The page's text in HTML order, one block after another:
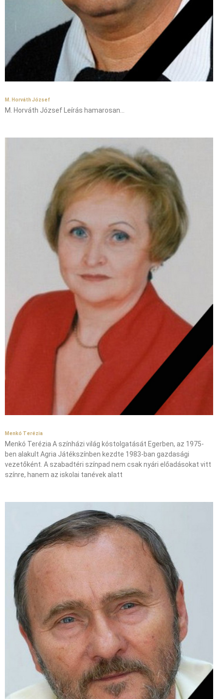
M. Horváth József
M. Horváth József Leírás hamarosan…
Menkó Terézia
Menkó Terézia A színházi világ kóstolgatását Egerben, az 1975-
ben alakult Agria Játékszínben kezdte 1983-ban gazdasági
vezetőként. A szabadtéri színpad nem csak nyári előadásokat vitt
színre, hanem az iskolai tanévek alatt